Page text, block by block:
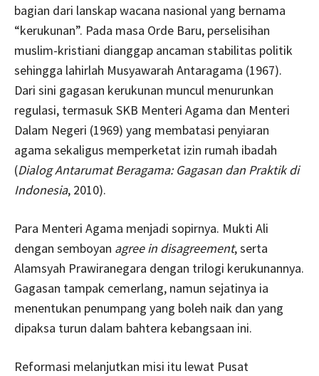
bagian dari lanskap wacana nasional yang bernama
“kerukunan”. Pada masa Orde Baru, perselisihan
muslim-kristiani dianggap ancaman stabilitas politik
sehingga lahirlah Musyawarah Antaragama (1967).
Dari sini gagasan kerukunan muncul menurunkan
regulasi, termasuk SKB Menteri Agama dan Menteri
Dalam Negeri (1969) yang membatasi penyiaran
agama sekaligus memperketat izin rumah ibadah
(Dialog Antarumat Beragama: Gagasan dan Praktik di
Indonesia, 2010).
Para Menteri Agama menjadi sopirnya. Mukti Ali
dengan semboyan agree in disagreement, serta
Alamsyah Prawiranegara dengan trilogi kerukunannya.
Gagasan tampak cemerlang, namun sejatinya ia
menentukan penumpang yang boleh naik dan yang
dipaksa turun dalam bahtera kebangsaan ini.
Reformasi melanjutkan misi itu lewat Pusat